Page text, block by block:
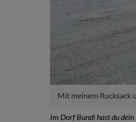
Mit meinem Rucksack
Im Dorf Bundi hast du